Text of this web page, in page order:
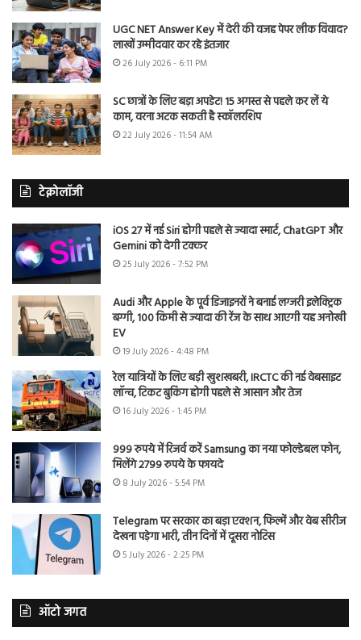
UGC NET Answer Key में देरी की वजह पेपर लीक विवाद?
लाखों उम्मीदवार कर रहे इंतजार
26 July 2026 - 6:11 PM
SC छात्रों के लिए बड़ा अपडेट! 15 अगस्त से पहले कर लें ये
काम, वरना अटक सकती है स्कॉलरशिप
22 July 2026 - 11:54 AM
टेक्नोलॉजी
iOS 27 में नई Siri होगी पहले से ज्यादा स्मार्ट, ChatGPT और
Gemini को देगी टक्कर
25 July 2026 - 7:52 PM
Audi और Apple के पूर्व डिजाइनरों ने बनाई लग्जरी इलेक्ट्रिक
बग्गी, 100 किमी से ज्यादा की रेंज के साथ आएगी यह अनोखी
EV
19 July 2026 - 4:48 PM
रेल यात्रियों के लिए बड़ी खुशखबरी, IRCTC की नई वेबसाइट
लॉन्च, टिकट बुकिंग होगी पहले से आसान और तेज
16 July 2026 - 1:45 PM
999 रुपये में रिजर्व करें Samsung का नया फोल्डेबल फोन,
मिलेंगे 2799 रुपये के फायदे
8 July 2026 - 5:54 PM
Telegram पर सरकार का बड़ा एक्शन, फिल्में और वेब सीरीज
देखना पड़ेगा भारी, तीन दिनों में दूसरा नोटिस
5 July 2026 - 2:25 PM
ऑटो जगत